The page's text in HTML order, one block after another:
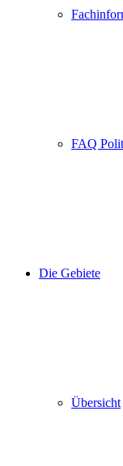
FAQ
Die Gebiete
Übersicht